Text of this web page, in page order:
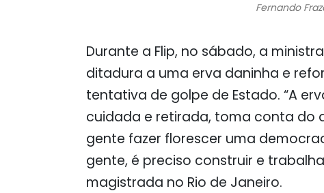
Fernando
Durante a Flip, no sábado, a
ditadura a uma erva daninha e
tentativa de golpe de Estado. “A
cuidada e retirada, toma conta do
gente fazer florescer uma
gente, é preciso construir e
magistrada no Rio de Janeiro.